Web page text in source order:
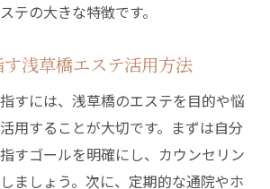
を快適にする事前確認の重要性
ステが口コミで高評価な理由
光る浅草橋エステの特徴紹介
験で感じる浅草橋ならではの安心
テの大きな特徴です。
浅草橋エステ活用方法
すには、浅草橋のエステを目的や悩
用することが大切です。まずは自分
すゴールを明確にし、カウンセリン
ましょう。次に、定期的な通院やホ